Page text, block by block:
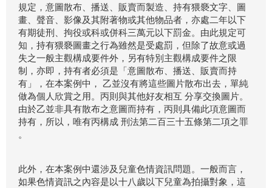
規定，意圖散布、播送、販賣而製造、持有猥褻文字、圖
畫、聲音、影像及其附著物或其他物品者，亦處二年以下
有期徒刑、拘役或科或併科三萬元以下罰金。由此規定可
知，持有猥褻圖畫之行為雖然是受處罰，但除了故意或過
失之一般主觀構成要件外，另有特別主觀構成要件之限
制，亦即，持有者必須是「意圖散布、播送、販賣而持
有」，在本案例中， 乙並沒有將這些圖片散布出去，單純
做為個人欣賞之用。丙則與其他好友相互 分享交換圖片。
由於乙並非具有散布之意圖而持有，丙則具備此項意圖而
持有，所以，唯有丙構成 刑法第二百三十五條第二項之罪
。
此外，在本案例中還涉及兒童色情資訊問題。一般而言，
如果色情資訊之內容是以十八歲以下兒童為拍攝對象，這